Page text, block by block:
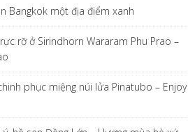
Bangkok một địa điểm xanh
rỡ ở Sirindhorn Wararam Phu Prao –
phục miệng núi lửa Pinatubo – Enjoy